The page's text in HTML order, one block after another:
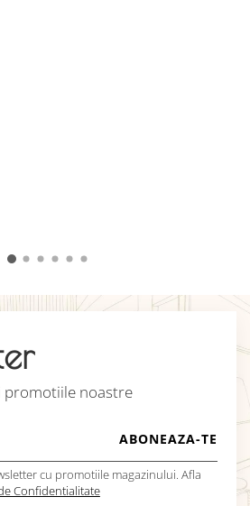
promotiile noastre
cu promotiile magazinului. Afla
Confidentialitate